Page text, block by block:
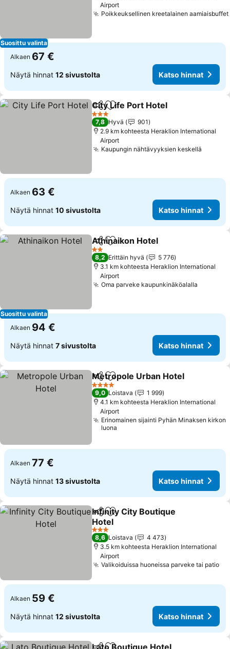
Suosittu valinta
Airport
Poikkeuksellinen kreetalainen aamiaisbuffet
Alkaen 67 €
Näytä hinnat 12 sivustolta Katso hinnat
Jaa Lisää suosikkeihin
City Life Port Hotel
3 Tähtiluokitus
7,8 Hyvä
901
2.9 km kohteesta Heraklion International
Airport
Kaupungin nähtävyyksien keskellä
Alkaen 63 €
Näytä hinnat 10 sivustolta Katso hinnat
Suosittu valinta
Jaa Lisää suosikkeihin
Athinaikon Hotel
2 Tähtiluokitus
8,2 Erittäin hyvä
5 776
3.1 km kohteesta Heraklion International
Airport
Oma parveke kaupunkinäköalalla
Alkaen 94 €
Näytä hinnat 7 sivustolta Katso hinnat
Jaa Lisää suosikkeihin
Metropole Urban Hotel
4 Tähtiluokitus
9,0 Loistava
1 999
4.1 km kohteesta Heraklion International
Airport
Erinomainen sijainti Pyhän Minaksen kirkon
luona
Alkaen 77 €
Näytä hinnat 13 sivustolta Katso hinnat
Jaa Lisää suosikkeihin
Infinity City Boutique
Hotel
3 Tähtiluokitus
8,6 Loistava
4 473
3.5 km kohteesta Heraklion International
Airport
Valikoiduissa huoneissa parveke tai patio
Alkaen 59 €
Näytä hinnat 12 sivustolta Katso hinnat
Lato Boutique Hotel